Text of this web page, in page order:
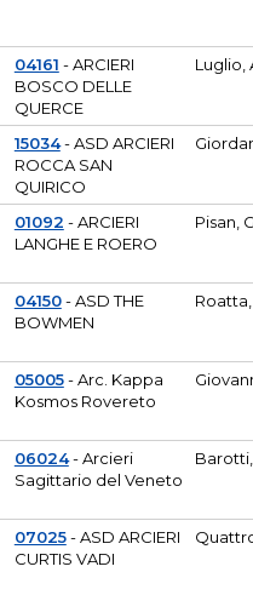
04161 - ARCIERI
BOSCO DELLE
QUERCE
Luglio,
15034- ASD ARCIERI
ROCCA SAN
QUIRICO
01092 - ARCIERI
LANGHE E ROERO
Pisan,
04150- ASD THE
BOWMEN
05005- Arc. Kappa
Kosmos Rovereto
06024- Arcieri
Sagittario del Veneto
07025- ASD ARCIERI
CURTIS VADI